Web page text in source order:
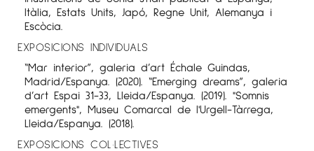
Itàlia, Estats Units, Japó, Regne Unit, Alemanya i
Escòcia.
EXPOSICIONS INDIVIDUALS
“Mar interior”, galeria d’art Échale Guindas,
Madrid/Espanya. (2020). “Emerging dreams”, galeria
d’art Espai 31-33, Lleida/Espanya. (2019). "Somnis
emergents", Museu Comarcal de l'Urgell-Tàrrega,
Lleida/Espanya. (2018).
EXPOSICIONS COL·LECTIVES